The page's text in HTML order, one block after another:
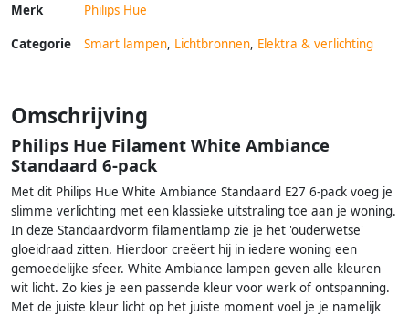
Merk Philips Hue
Categorie Smart lampen, Lichtbronnen, Elektra & verlichting
Omschrijving
Philips Hue Filament White Ambiance
Standaard 6-pack
Met dit Philips Hue White Ambiance Standaard E27 6-pack voeg je
slimme verlichting met een klassieke uitstraling toe aan je woning.
In deze Standaardvorm filamentlamp zie je het 'ouderwetse'
gloeidraad zitten. Hierdoor creëert hij in iedere woning een
gemoedelijke sfeer. White Ambiance lampen geven alle kleuren
wit licht. Zo kies je een passende kleur voor werk of ontspanning.
Met de juiste kleur licht op het juiste moment voel je je namelijk